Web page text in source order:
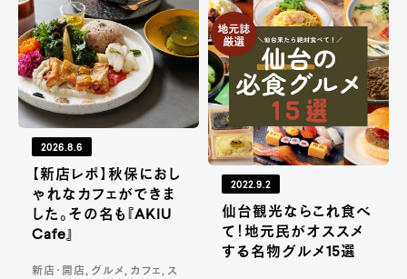
2026.8.6
【新店レポ】秋保におし
ゃれなカフェができま
した。その名も『AKIU
Cafe』
新店・開店, グルメ, カフェ, ス
2022.9.2
仙台観光ならこれ食べ
て！地元民がオススメ
する名物グルメ15選